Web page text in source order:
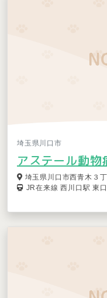
埼玉県川口市
アステール動物
埼玉県川口市西青木３
JR在来線 西川口駅 東